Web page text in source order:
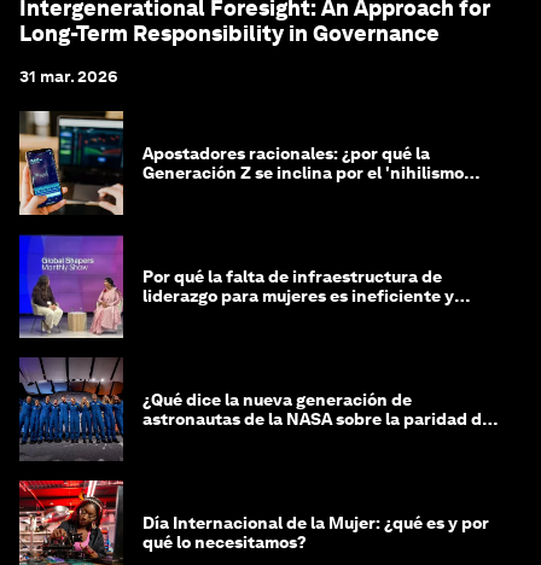
Intergenerational Foresight: An Approach for
Long-Term Responsibility in Governance
31 mar. 2026
Apostadores racionales: ¿por qué la
Generación Z se inclina por el 'nihilismo
Por qué la falta de infraestructura de
liderazgo para mujeres es ineficiente y
¿Qué dice la nueva generación de
astronautas de la NASA sobre la paridad de
Día Internacional de la Mujer: ¿qué es y por
qué lo necesitamos?